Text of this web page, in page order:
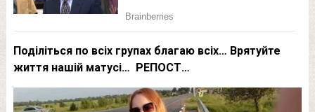
Поділіться по всіх групах благаю всіх… Врятуйте
життя нашій матусі… РЕПОСТ…